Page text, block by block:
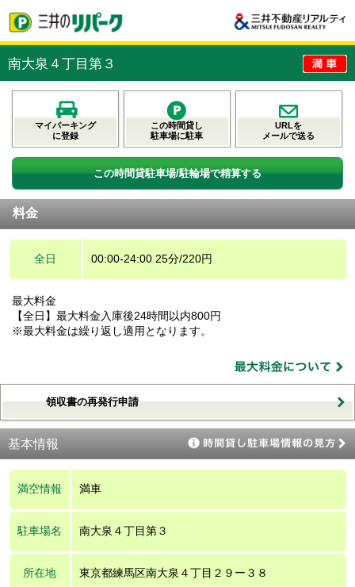
南大泉４丁目第３
マイパーキング
に登録
この時間貸し
駐車場に駐車
URLを
メールで送る
この時間貸駐車場/駐輪場で精算する
料金
全日 00:00-24:00 25分/220円
最大料金
【全日】最大料金入庫後24時間以内800円
※最大料金は繰り返し適用となります。
領収書の再発行申請
基本情報
満空情報 満車
駐車場名 南大泉４丁目第３
所在地 東京都練馬区南大泉４丁目２９ー３８